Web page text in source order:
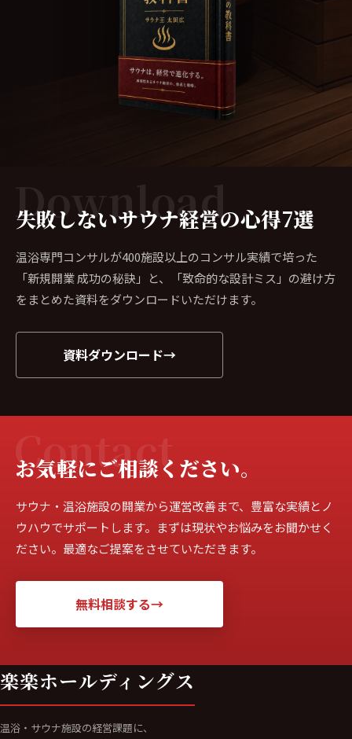
Download
失敗しないサウナ経営の心得7選
温浴専門コンサルが400施設以上のコンサル実績で培った
「新規開業 成功の秘訣」と、「致命的な設計ミス」の避け方
をまとめた資料をダウンロードいただけます。
資料ダウンロード→
Contact
お気軽にご相談ください。
サウナ・温浴施設の開業から運営改善まで、豊富な実績とノ
ウハウでサポートします。まずは現状やお悩みをお聞かせく
ださい。最適なご提案をさせていただきます。
無料相談する→
楽楽ホールディングス
温浴・サウナ施設の経営課題に、